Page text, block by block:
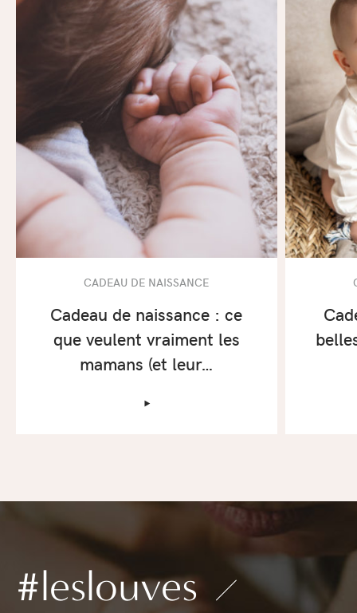
CADEAU DE NAISSANCE
Cadeau de naissance : ce
que veulent vraiment les
mamans (et leur…
‣
#leslouves